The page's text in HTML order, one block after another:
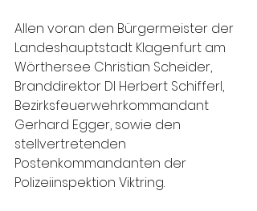
Allen voran den Bürgermeister der
Landeshauptstadt Klagenfurt am
Wörthersee Christian Scheider,
Branddirektor DI Herbert Schifferl,
Bezirksfeuerwehrkommandant
Gerhard Egger, sowie den
stellvertretenden
Postenkommandanten der
Polizeiinspektion Viktring.